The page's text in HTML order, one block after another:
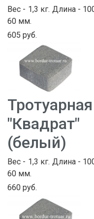
Вес - 1,3 кг. Длина -
60 мм.
605 руб.
(белый)
Вес - 1,3 кг. Длина -
60 мм.
660 руб.